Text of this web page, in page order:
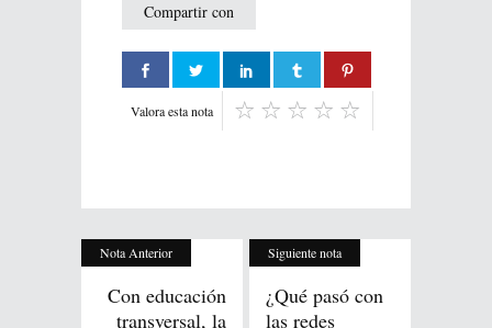
Compartir con
Valora esta nota
Nota Anterior
Con educación
transversal, la
Siguiente nota
¿Qué pasó con
las redes